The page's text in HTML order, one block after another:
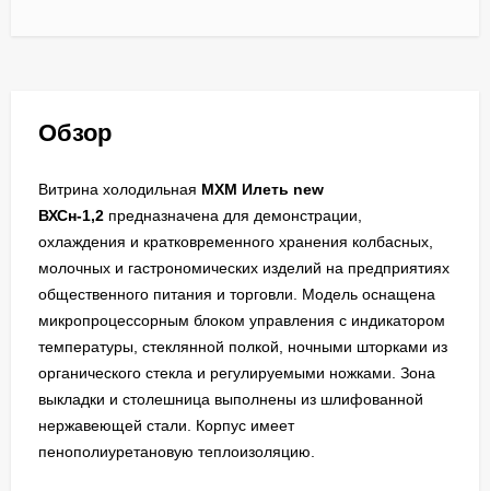
Обзор
Витрина холодильная МХМ Илеть new
ВХСн-1,2 предназначена для демонстрации,
охлаждения и кратковременного хранения колбасных,
молочных и гастрономических изделий на предприятиях
общественного питания и торговли. Модель оснащена
микропроцессорным блоком управления с индикатором
температуры, стеклянной полкой, ночными шторками из
органического стекла и регулируемыми ножками. Зона
выкладки и столешница выполнены из шлифованной
нержавеющей стали. Корпус имеет
пенополиуретановую теплоизоляцию.